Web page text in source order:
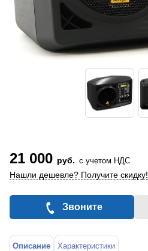
21 000 руб. с учетом НДС
Нашли дешевле? Получите скидку!
Звоните
Описание Характеристики